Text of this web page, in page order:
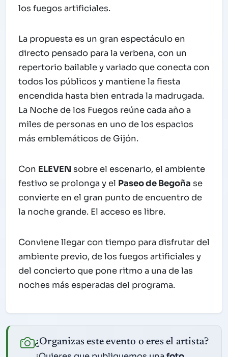
los fuegos artificiales.
La propuesta es un gran espectáculo en
directo pensado para la verbena, con un
repertorio bailable y variado que conecta con
todos los públicos y mantiene la fiesta
encendida hasta bien entrada la madrugada.
La Noche de los Fuegos reúne cada año a
miles de personas en uno de los espacios
más emblemáticos de Gijón.
Con ELEVEN sobre el escenario, el ambiente
festivo se prolonga y el Paseo de Begoña se
convierte en el gran punto de encuentro de
la noche grande. El acceso es libre.
Conviene llegar con tiempo para disfrutar del
ambiente previo, de los fuegos artificiales y
del concierto que pone ritmo a una de las
noches más esperadas del programa.
¿Organizas este evento o eres el artista?